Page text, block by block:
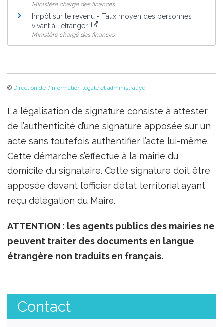
Ministère chargé des finances
Impôt sur le revenu - Taux moyen des personnes
vivant à l'étranger
Ministère chargé des finances
© Direction de l'information légale et administrative
La légalisation de signature consiste à attester
de l’authenticité d’une signature apposée sur un
acte sans toutefois authentifier l’acte lui-même.
Cette démarche s’effectue à la mairie du
domicile du signataire. Cette signature doit être
apposée devant l’officier d’état territorial ayant
reçu délégation du Maire.
ATTENTION : les agents publics des mairies ne
peuvent traiter des documents en langue
étrangère non traduits en français.
Contact